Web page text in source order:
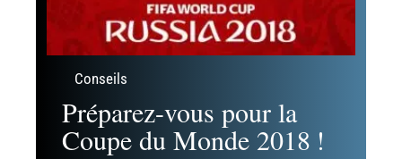
Conseils
Préparez-vous pour la
Coupe du Monde 2018 !